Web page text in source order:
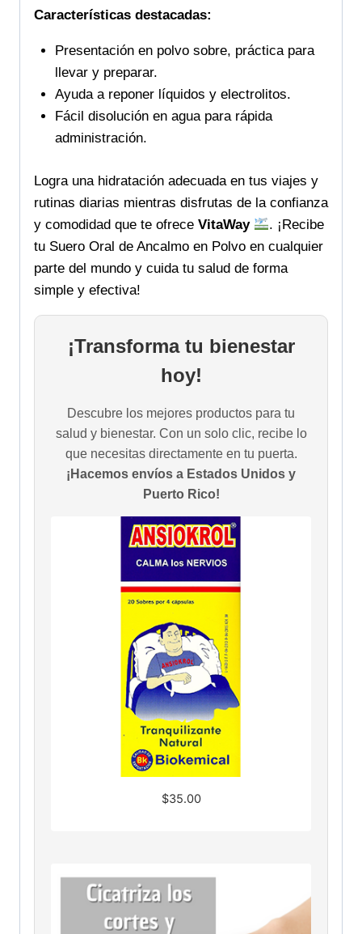
Características destacadas:
Presentación en polvo sobre, práctica para
llevar y preparar.
Ayuda a reponer líquidos y electrolitos.
Fácil disolución en agua para rápida
administración.
Logra una hidratación adecuada en tus viajes y
rutinas diarias mientras disfrutas de la confianza
y comodidad que te ofrece VitaWay
. ¡Recibe
tu Suero Oral de Ancalmo en Polvo en cualquier
parte del mundo y cuida tu salud de forma
simple y efectiva!
¡Transforma tu bienestar
hoy!
Descubre los mejores productos para tu
salud y bienestar. Con un solo clic, recibe lo
que necesitas directamente en tu puerta.
¡Hacemos envíos a Estados Unidos y
Puerto Rico!
$35.00